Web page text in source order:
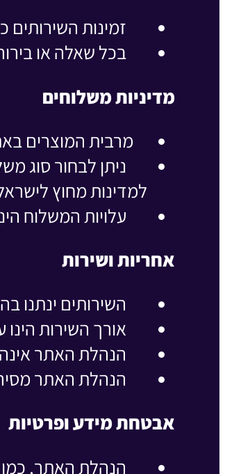
זמינות
בכל שאלה או
מדיניות משלוחים
מרבית המוצרים באתר
ניתן לבחור סוג
למדינות מחוץ
עלויות המשלוח
אחריות ושירות
השירותים ינתנו
אורך השירות
הנהלת האתר
הנהלת האתר
אבטחת מידע ופרטיות
הנהלת האתר,